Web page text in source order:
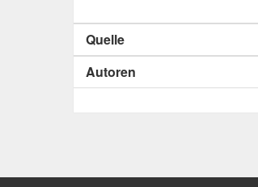
Quelle
Autoren